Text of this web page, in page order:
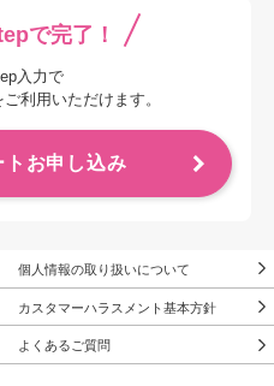
で完了！
入力で
利用いただけます。
トお申し込み
個人情報の取り扱いについて
カスタマーハラスメント基本方針
よくあるご質問